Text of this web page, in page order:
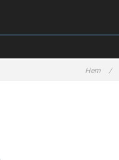
Hem /